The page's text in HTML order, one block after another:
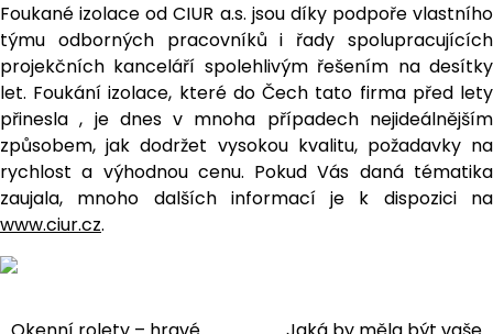
Foukané izolace od CIUR a.s. jsou díky podpoře vlastního
týmu odborných pracovníků i řady spolupracujících
projekčních kanceláří spolehlivým řešením na desítky
let. Foukání izolace, které do Čech tato firma před lety
přinesla , je dnes v mnoha případech nejideálnějším
způsobem, jak dodržet vysokou kvalitu, požadavky na
rychlost a výhodnou cenu. Pokud Vás daná tématika
zaujala, mnoho dalších informací je k dispozici na
www.ciur.cz.